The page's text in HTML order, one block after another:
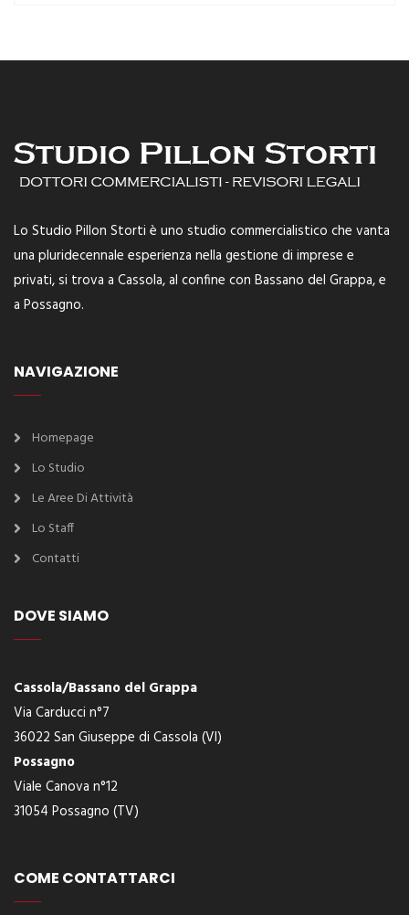
Lo Studio Pillon Storti è uno studio commercialistico che vanta
una pluridecennale esperienza nella gestione di imprese e
privati, si trova a Cassola, al confine con Bassano del Grappa, e
a Possagno.
NAVIGAZIONE
Homepage
Lo Studio
Le Aree Di Attività
Lo Staff
Contatti
DOVE SIAMO
Cassola/Bassano del Grappa
Via Carducci n°7
36022 San Giuseppe di Cassola (VI)
Possagno
Viale Canova n°12
31054 Possagno (TV)
COME CONTATTARCI